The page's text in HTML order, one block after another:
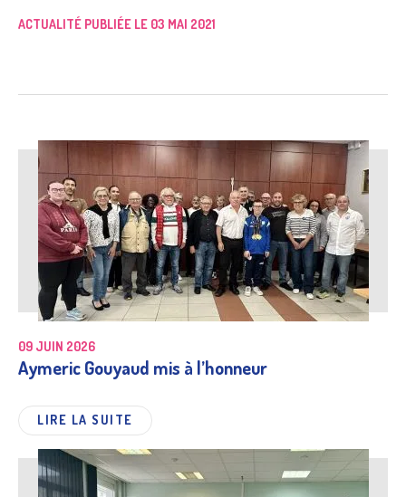
ACTUALITÉ PUBLIÉE LE 03 MAI 2021
09 JUIN 2026
Aymeric Gouyaud mis à l’honneur
LIRE LA SUITE